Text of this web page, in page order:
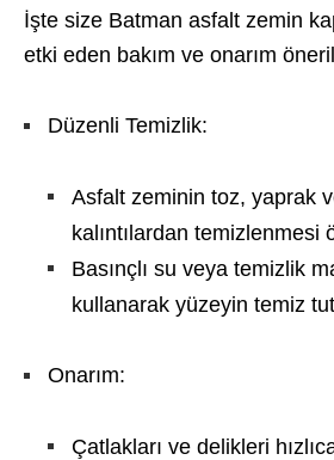
İşte size Batman asfalt zemin
etki eden bakım ve onarım
Düzenli Temizlik:
Asfalt zeminin toz, yaprak
kalıntılardan temizlenmesi
Basınçlı su veya temizlik
kullanarak yüzeyin temiz
Onarım:
Çatlakları ve delikleri